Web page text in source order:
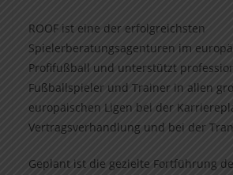
ROOF ist eine der erfolgreichsten
Spielerberatungsagenturen im
Profifußball und unterstützt
Fußballspieler und Trainer in allen
europäischen Ligen bei der
Vertragsverhandlung und bei der
Geplant ist die gezielte Fortführung